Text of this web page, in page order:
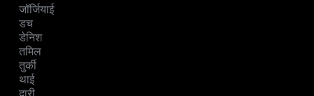
जॉर्जियाई
डच
डेनिश
तमिल
तुर्की
थाई